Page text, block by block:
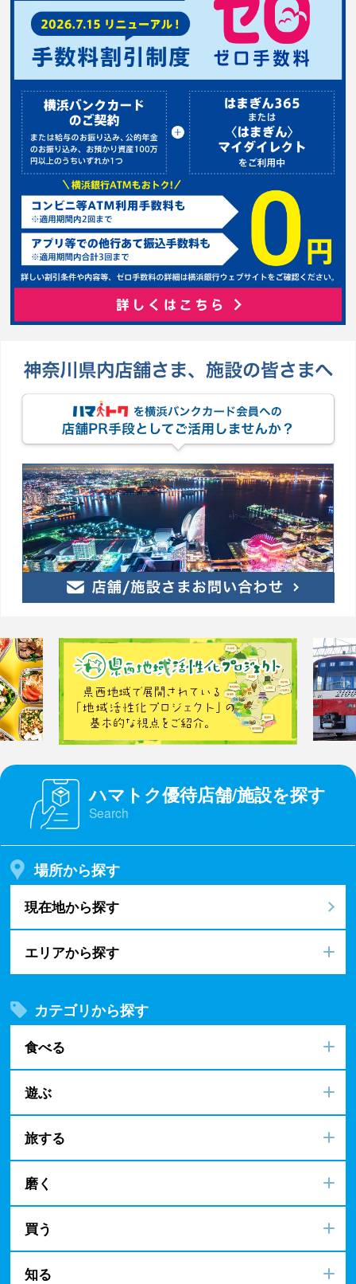
ハマトク優待店舗/施設を探す
Search
場所から探す
現在地から探す
エリアから探す
カテゴリから探す
食べる
遊ぶ
旅する
磨く
買う
知る